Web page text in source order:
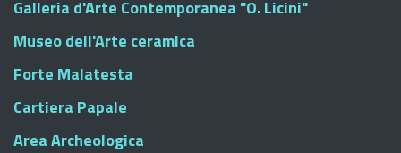
Galleria d'Arte Contemporanea "O. Licini"
Museo dell'Arte ceramica
Forte Malatesta
Cartiera Papale
Area Archeologica